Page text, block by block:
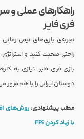
راهکارهای عملی و
فری فایر
تجربه‌ی بازی‌های تیمی
راحتی صحبت کنید و
بازی فری فایر، نیازی به
دوستان ایرانی را با هم مرور
مطلب پیشنهادی: روش‌های
با زیاد کردن FPS